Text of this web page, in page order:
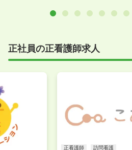
正社員の正看護師求人
正看護師 訪問看護